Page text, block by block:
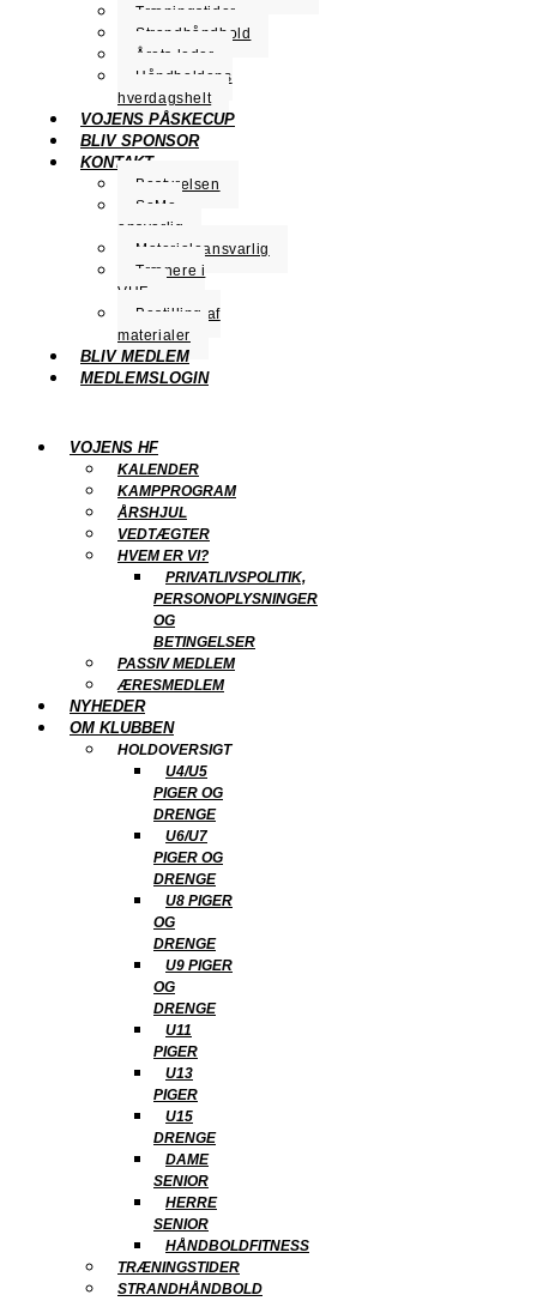
Træningstider
Strandhåndbold
Årets leder
Håndboldens
hverdagshelt
VOJENS PÅSKECUP
BLIV SPONSOR
KONTAKT
Bestyrelsen
SoMe-
ansvarlig
Materialeansvarlig
Trænere i
VHF
Bestilling af
materialer
BLIV MEDLEM
MEDLEMSLOGIN
VOJENS HF
KALENDER
KAMPPROGRAM
ÅRSHJUL
VEDTÆGTER
HVEM ER VI?
PRIVATLIVSPOLITIK,
PERSONOPLYSNINGER
OG
BETINGELSER
PASSIV MEDLEM
ÆRESMEDLEM
NYHEDER
OM KLUBBEN
HOLDOVERSIGT
U4/U5
PIGER OG
DRENGE
U6/U7
PIGER OG
DRENGE
U8 PIGER
OG
DRENGE
U9 PIGER
OG
DRENGE
U11
PIGER
U13
PIGER
U15
DRENGE
DAME
SENIOR
HERRE
SENIOR
HÅNDBOLDFITNESS
TRÆNINGSTIDER
STRANDHÅNDBOLD